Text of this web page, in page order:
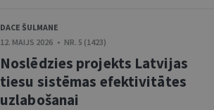
DACE ŠULMANE
12. MAIJS 2026 • NR. 5 (1423)
Noslēdzies projekts Latvijas
tiesu sistēmas efektivitātes
uzlabošanai